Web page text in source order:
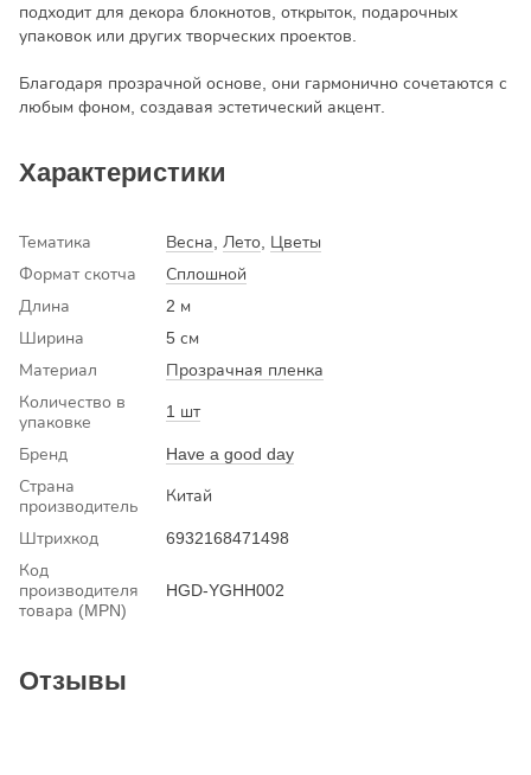
подходит для декора блокнотов, открыток, подарочных
упаковок или других творческих проектов.
Благодаря прозрачной основе, они гармонично сочетаются с
любым фоном, создавая эстетический акцент.
Характеристики
Тематика Весна Лето Цветы
Формат скотча
Сплошной
Длина
2 м
Ширина
5 см
Материал
Прозрачная пленка
Количество в
упаковке
1 шт
Бренд
Have a good day
Страна
производитель
Китай
Штрихкод
6932168471498
Код
производителя
товара (MPN)
HGD-YGHH002
Отзывы